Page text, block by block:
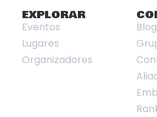
EXPLORAR
Eventos
Lugares
Organizadores
Blog